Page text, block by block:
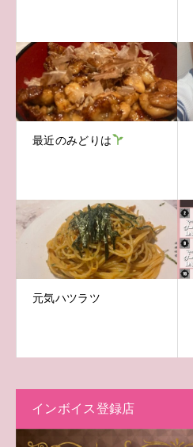
最近のみどりは
元気ハツラツ
インボイス登録店